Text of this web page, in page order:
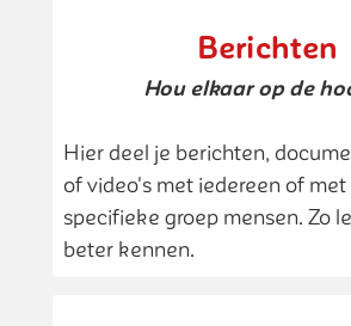
Berichten
Hou elkaar op de
Hier deel je berichten,
of video's met iedereen of met
specifieke groep mensen. Zo
beter kennen.